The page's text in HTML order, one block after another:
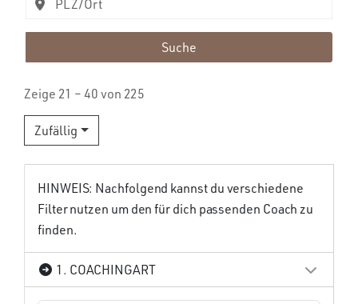
Suche
Zeige 21 – 40 von 225
Zufällig
HINWEIS: Nachfolgend kannst du verschiedene
Filter nutzen um den für dich passenden Coach zu
finden.
1. COACHINGART